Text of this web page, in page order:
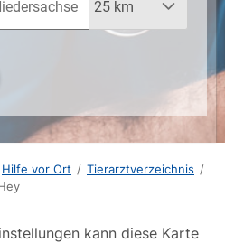
Hilfe vor Ort / Tierarztverzeichnis /
kann diese Karte